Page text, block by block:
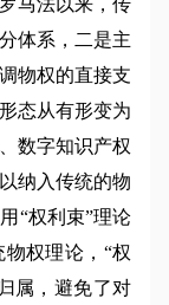
马法以来，传
体系，二是主
物权的直接支
态从有形变为
数字知识产权
纳入传统的物
“权利束”理论
权理论，“权
属，避免了对